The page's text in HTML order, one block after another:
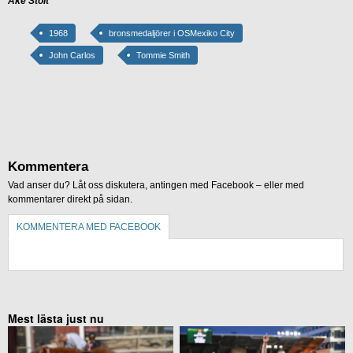
1968 bronsmedaljörer i OSMexiko City
John Carlos Tommie Smith
Kommentera
Vad anser du? Låt oss diskutera, antingen med Facebook – eller med
kommentarer direkt på sidan.
KOMMENTERA MED FACEBOOK
Mest lästa just nu